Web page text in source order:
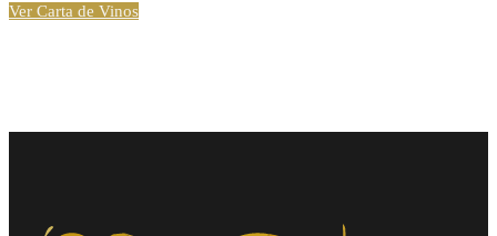
Ver Carta de Vinos